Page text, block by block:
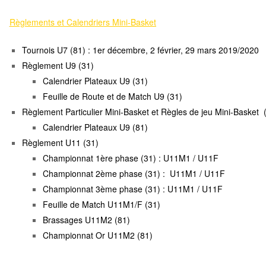
Règlements et Calendriers Mini-Basket
Tournois U7 (81) : 1er décembre, 2 février, 29 mars 2019/2020
Règlement U9(31)
Calendrier Plateaux U9 (31)
Feuille de Route et de Match U9 (31)
Règlement Particulier Mini-Basketet Règles de jeu Mini-Basket
Calendrier Plateaux U9 (81)
Règlement U11 (31)
Championnat 1ère phase (31) : U11M1 / U11F
Championnat 2ème phase (31) : U11M1 / U11F
Championnat 3ème phase (31) : U11M1 / U11F
Feuille de Match U11M1/F (31)
Brassages U11M2 (81)
Championnat Or U11M2 (81)